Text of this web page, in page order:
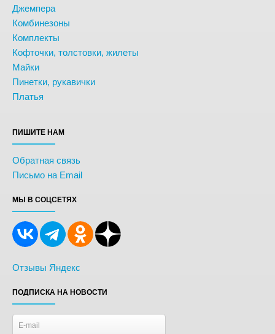
Джемпера
Комбинезоны
Комплекты
Кофточки, толстовки, жилеты
Майки
Пинетки, рукавички
Платья
ПИШИТЕ НАМ
Обратная связь
Письмо на Email
МЫ В СОЦСЕТЯХ
Отзывы Яндекс
ПОДПИСКА НА НОВОСТИ